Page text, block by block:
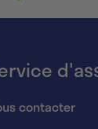
contacter